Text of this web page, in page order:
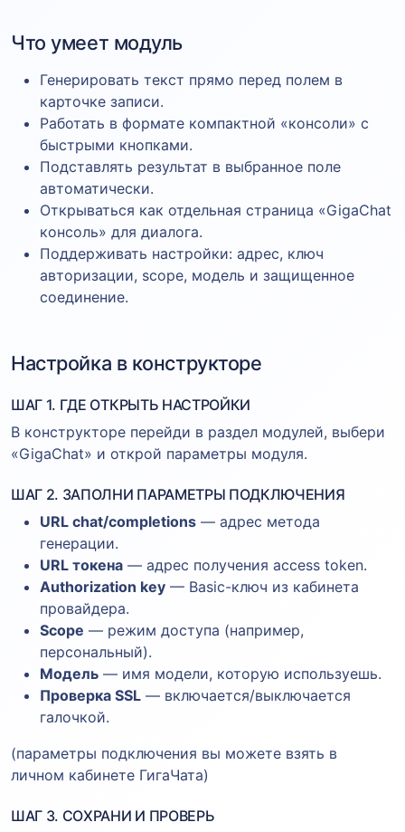
Что умеет модуль
Генерировать текст прямо перед полем в
карточке записи.
Работать в формате компактной «консоли» с
быстрыми кнопками.
Подставлять результат в выбранное поле
автоматически.
Открываться как отдельная страница «GigaChat
консоль» для диалога.
Поддерживать настройки: адрес, ключ
авторизации, scope, модель и защищенное
соединение.
Настройка в конструкторе
ШАГ 1. ГДЕ ОТКРЫТЬ НАСТРОЙКИ
В конструкторе перейди в раздел модулей, выбери
«GigaChat» и открой параметры модуля.
ШАГ 2. ЗАПОЛНИ ПАРАМЕТРЫ ПОДКЛЮЧЕНИЯ
URL chat/completions — адрес метода
генерации.
URL токена — адрес получения access token.
Authorization key — Basic-ключ из кабинета
провайдера.
Scope — режим доступа (например,
персональный).
Модель — имя модели, которую используешь.
Проверка SSL — включается/выключается
галочкой.
(параметры подключения вы можете взять в
личном кабинете ГигаЧата)
ШАГ 3. СОХРАНИ И ПРОВЕРЬ